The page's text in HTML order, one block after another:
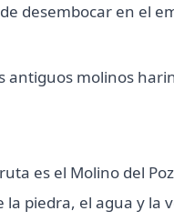
desembocar en el
antiguos molinos
es el Molino del
piedra, el agua y la